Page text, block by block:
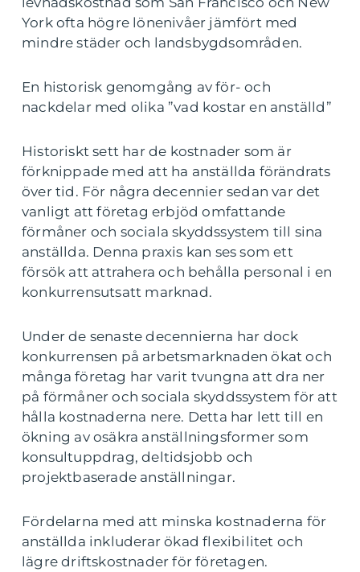
York ofta högre lönenivåer jämfört med
mindre städer och landsbygdsområden.
En historisk genomgång av för- och
nackdelar med olika ”vad kostar en anställd”
Historiskt sett har de kostnader som är
förknippade med att ha anställda förändrats
över tid. För några decennier sedan var det
vanligt att företag erbjöd omfattande
förmåner och sociala skyddssystem till sina
anställda. Denna praxis kan ses som ett
försök att attrahera och behålla personal i en
konkurrensutsatt marknad.
Under de senaste decennierna har dock
konkurrensen på arbetsmarknaden ökat och
många företag har varit tvungna att dra ner
på förmåner och sociala skyddssystem för att
hålla kostnaderna nere. Detta har lett till en
ökning av osäkra anställningsformer som
konsultuppdrag, deltidsjobb och
projektbaserade anställningar.
Fördelarna med att minska kostnaderna för
anställda inkluderar ökad flexibilitet och
lägre driftskostnader för företagen.